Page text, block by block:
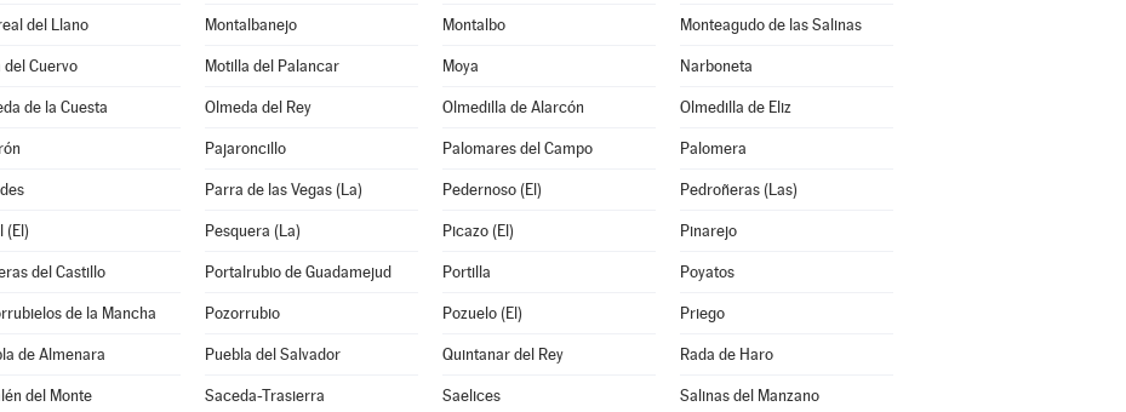
del Llano Montalbanejo Montalbo Monteagudo de las Salinas
del Cuervo Motilla del Palancar Moya Narboneta
de la Cuesta Olmeda del Rey Olmedilla de Alarcón Olmedilla de Eliz
Pajaroncillo Palomares del Campo Palomera
Parra de las Vegas (La) Pedernoso (El) Pedroñeras (Las)
(El) Pesquera (La) Picazo (El) Pinarejo
del Castillo Portalrubio de Guadamejud Portilla Poyatos
de la Mancha Pozorrubio Pozuelo (El) Priego
de Almenara Puebla del Salvador Quintanar del Rey Rada de Haro
del Monte Saceda-Trasierra Saelices Salinas del Manzano